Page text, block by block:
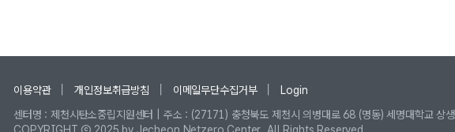
이용약관 개인정보취급방침 이메일무단수집거부
Login
센터명 : 제천시탄소중립지원센터 | 주소 : (27171) 충청북도 제천시 의병대로 68 (명동) 세명대학교 상